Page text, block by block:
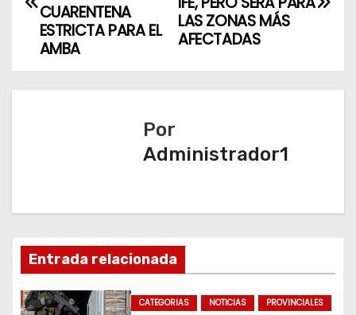
g
n
d
LAS ZONAS MÁS
AFECTADAS
CUARENTENA
ESTRICTA PARA EL
AMBA
Por
Administrador1
Entrada relacionada
CATEGORIAS NOTICIAS PROVINCIALES